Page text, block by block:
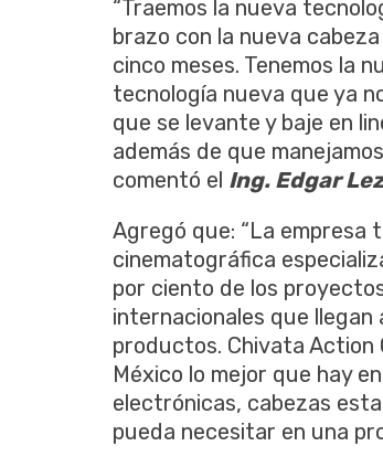
“Traemos la nueva
brazo con la nueva
cinco meses. Tenemos la
tecnología nueva que ya
que se levante y baje en
además de que
comentó el Ing. Edgar
Agregó que: “La empresa
cinematográfica
por ciento de los
internacionales que llegan
productos. Chivata Action
México lo mejor que hay
electrónicas, cabezas
pueda necesitar en una